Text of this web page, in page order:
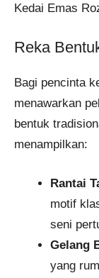
Kedai Emas
Reka
Bagi pencinta
menawarkan
bentuk
menampilkan:
Rantai
motif
seni
Gelang
yang